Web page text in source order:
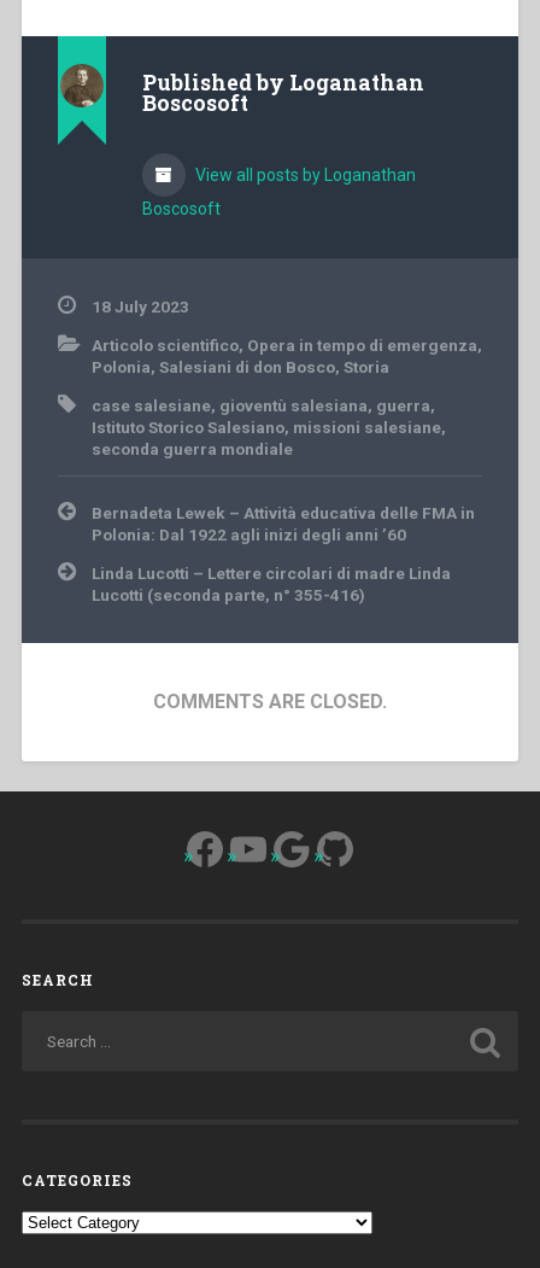
Published by Loganathan
Boscosoft
View all posts by Loganathan
Boscosoft
18 July 2023
Articolo scientifico, Opera in tempo di emergenza,
Polonia, Salesiani di don Bosco, Storia
case salesiane, gioventù salesiana, guerra,
Istituto Storico Salesiano, missioni salesiane,
seconda guerra mondiale
Post
navigation
Bernadeta Lewek – Attività educativa delle FMA in
Polonia: Dal 1922 agli inizi degli anni ’60
Linda Lucotti – Lettere circolari di madre Linda
Lucotti (seconda parte, n° 355-416)
COMMENTS ARE CLOSED.
Facebook
YouTube
Google
GitHub
SEARCH
CATEGORIES
Categories